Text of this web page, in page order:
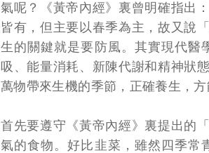
氣呢？《黃帝內經》裏曾明確指出
皆有，但主要以春季為主，故又說
生的關鍵就是要防風。其實現代醫
吸、能量消耗、新陳代謝和精神狀
萬物帶來生機的季節，正確養生，方
首先要遵守《黃帝內經》裏提出的
氣的食物。好比韭菜，雖然四季常